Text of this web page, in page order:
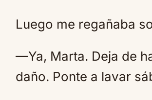
Luego me regañaba
—Ya, Marta. Deja de
daño. Ponte a lavar